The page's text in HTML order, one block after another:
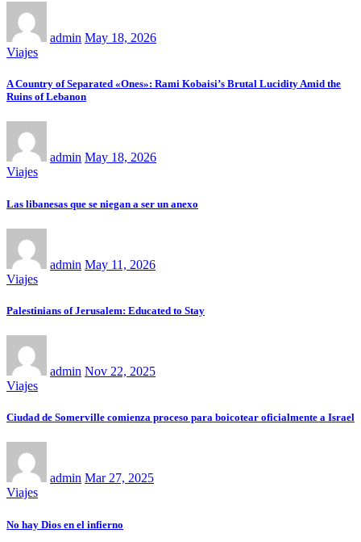
admin May 18, 2026
Viajes
A Country of Separated «Ones»: Rami Kobaisi’s Brutal Lucidity Amid the
Ruins of Lebanon
admin May 18, 2026
Viajes
Las libanesas que se niegan a ser un anexo
admin May 11, 2026
Viajes
Palestinians of Jerusalem: Educated to Stay
admin Nov 22, 2025
Viajes
Ciudad de Somerville comienza proceso para boicotear oficialmente a Israel
admin Mar 27, 2025
Viajes
No hay Dios en el infierno